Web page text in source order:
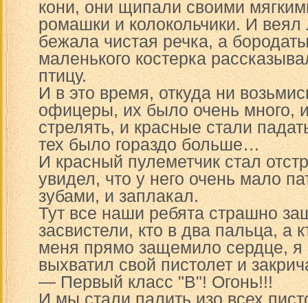
кони, они щипали своими
ромашки и колокольчики. И веял
бежала чистая речка, а
маленького костерка
птицу.
И в это время, откуда ни
офицеры, их было очень много,
стрелять, и красные стали
тех было гораздо больше…
И красный пулеметчик стал
увидел, что у него очень мало
зубами, и заплакал.
Тут все наши ребята страшно
засвистели, кто в два пальца, а
меня прямо защемило сердце,
выхватил свой пистолет и
— Первый класс "В"! Огонь!!!
И мы стали палить изо всех